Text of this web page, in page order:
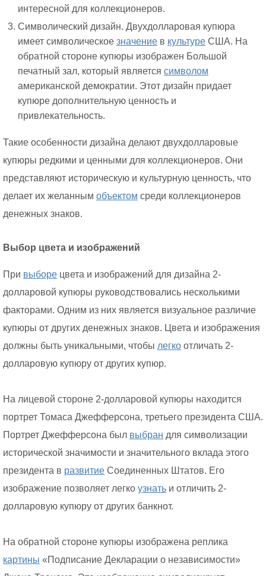
интересной для коллекционеров.
Символический дизайн. Двухдолларовая купюра
имеет символическое значение в культуре США. На
обратной стороне купюры изображен Большой
печатный зал, который является символом
американской демократии. Этот дизайн придает
купюре дополнительную ценность и
привлекательность.
Такие особенности дизайна делают двухдолларовые
купюры редкими и ценными для коллекционеров. Они
представляют историческую и культурную ценность, что
делает их желанным объектом среди коллекционеров
денежных знаков.
Выбор цвета и изображений
При выборе цвета и изображений для дизайна 2-
долларовой купюры руководствовались несколькими
факторами. Одним из них является визуальное различие
купюры от других денежных знаков. Цвета и изображения
должны быть уникальными, чтобы легко отличать 2-
долларовую купюру от других купюр.
На лицевой стороне 2-долларовой купюры находится
портрет Томаса Джефферсона, третьего президента США.
Портрет Джефферсона был выбран для символизации
исторической значимости и значительного вклада этого
президента в развитие Соединенных Штатов. Его
изображение позволяет легко узнать и отличить 2-
долларовую купюру от других банкнот.
На обратной стороне купюры изображена реплика
картины «Подписание Декларации о независимости»